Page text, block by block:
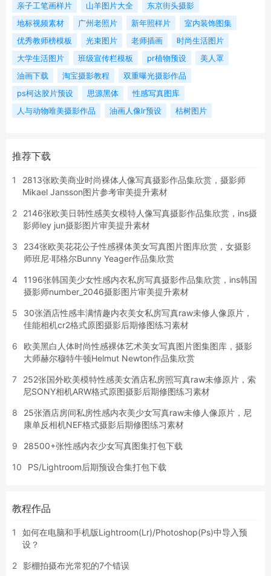
亲子工笔画样片
山羊图片大全
东京街头摄影
地标视频素材
广州老照片 新年照样片
室内装饰图集
优秀教师榜模板
光束图片 老师插画
时尚生活图片
大学生活图片
班级宣传栏模板 pr植物预设
美人罩
油画下载
淘宝摄影教程
双重曝光摄影作品
ps柯达胶片预设
思源黑体
性感写真图库
人与动物唯美摄影作品
油画人像lr预设 枯树图片
推荐下载
1
2813张欧美商业时尚裸体人像写真摄影作品集欣赏，摄影师
Mikael Jansson图片参考审美提升素材
2
2146张欧美日韩性感美女模特人像写真摄影作品集欣赏，ins摄
影师ley jun摄影图片审美提升素材
3
234张欧美花花公子性感裸体美女写真图片图库欣赏，女摄影
师班尼·耶格尔Bunny Yeager作品集欣赏
4
1196张韩国美少女性感内衣私房写真摄影作品集欣赏，ins韩国
摄影师number_2046摄影图片审美提升素材
5
30张酒店性感丰满情趣内衣美女私房写真raw未修人像原片，
佳能相机cr2格式原图摄影后期修图练习素材
6
欧美黑白人体时尚性感裸体艺术美女写真图片图集图库，摄影
大师赫尔穆特牛顿Helmut Newton作品集欣赏
7
252张国外欧美模特性感美女酒店私房照写真raw未修原片，索
尼SONY相机ARW格式原图摄影后期修图练习素材
8
25张酒店房间私房性感内衣美少女写真raw未修人像原片，尼
康单反相机NEF格式摄影后期修图练习素材
9 28500+张性感内衣少女写真图集打包下载
10 PS/Lightroom后期预设合集打包下载
教程作品
1
如何在电脑和手机版Lightroom(Lr)/Photoshop(Ps)中导入预
设？
2 影棚拍摄布光常犯的7个错误